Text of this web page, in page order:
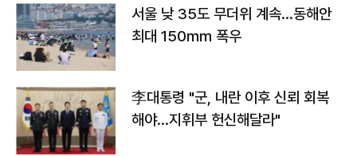
서울 낮 35도 무더위 계속…동해안
최대 150㎜ 폭우
李대통령 "군, 내란 이후 신뢰 회복
해야…지휘부 헌신해달라"